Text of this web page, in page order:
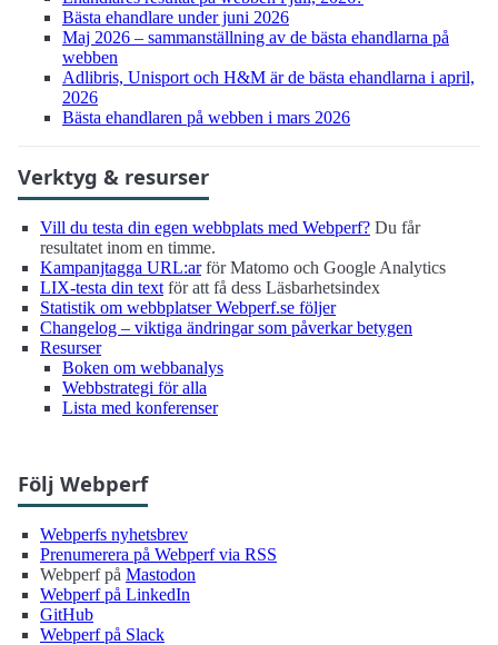
Bästa ehandlare under juni 2026
Maj 2026 – sammanställning av de bästa ehandlarna på
webben
Adlibris, Unisport och H&M är de bästa ehandlarna i april,
2026
Bästa ehandlaren på webben i mars 2026
Verktyg & resurser
Vill du testa din egen webbplats med Webperf? Du får
resultatet inom en timme.
Kampanjtagga URL:arför Matomo och Google Analytics
LIX-testa din text för att få dess Läsbarhetsindex
Statistik om webbplatser Webperf.se följer
Changelog – viktiga ändringar som påverkar betygen
Resurser
Boken om webbanalys
Webbstrategi för alla
Lista med konferenser
Följ Webperf
Webperfs nyhetsbrev
Prenumerera på Webperf via RSS
Webperf på Mastodon
Webperf på LinkedIn
GitHub
Webperf på Slack